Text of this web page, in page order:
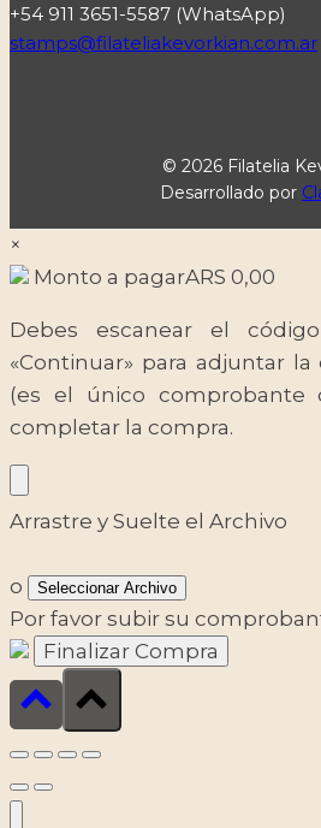
+54 911 3651-5587 (WhatsApp)
stamps@filateliakevorkian.com.ar
© 2026 Filatelia
Desarrollado por
×
Monto a pagarARS 0,00
Debes escanear el
«Continuar» para adjuntar
(es el único comprobante
completar la compra.
Arrastre y Suelte el Archivo
o Seleccionar Archivo
Por favor subir su